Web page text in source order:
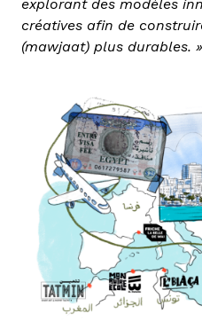
explorant des modèles
créatives afin de
(mawjaat) plus durables. »